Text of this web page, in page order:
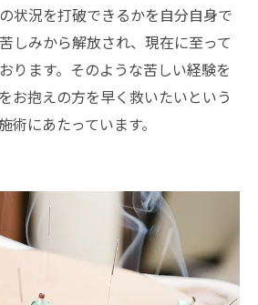
状況を打破できるかを自分自身で
しみから解放され、現在に至って
ります。そのような苦しい経験を
お抱えの方を早く救いたいという
術にあたっています。